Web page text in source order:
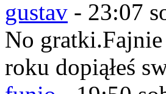
gustav - 23:07
No
roku dopiąłeś